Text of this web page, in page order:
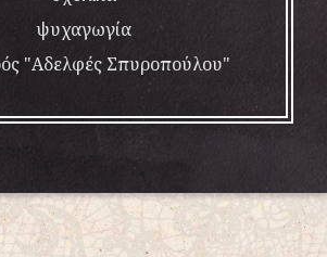
ψυχαγωγία
"Αδελφές Σπυροπούλου"